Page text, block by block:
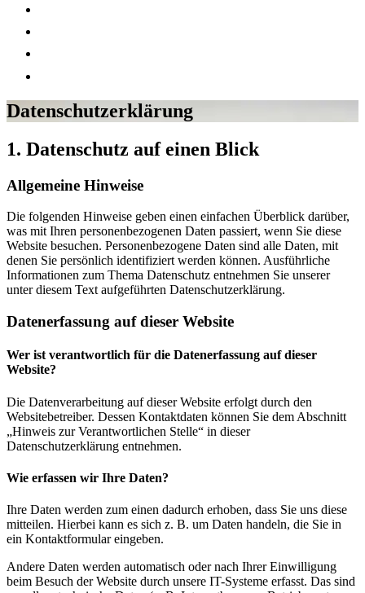
Datenschutzerklärung
1. Datenschutz auf einen Blick
Allgemeine Hinweise
Die folgenden Hinweise geben einen einfachen Überblick darüber,
was mit Ihren personenbezogenen Daten passiert, wenn Sie diese
Website besuchen. Personenbezogene Daten sind alle Daten, mit
denen Sie persönlich identifiziert werden können. Ausführliche
Informationen zum Thema Datenschutz entnehmen Sie unserer
unter diesem Text aufgeführten Datenschutzerklärung.
Datenerfassung auf dieser Website
Wer ist verantwortlich für die Datenerfassung auf dieser
Website?
Die Datenverarbeitung auf dieser Website erfolgt durch den
Websitebetreiber. Dessen Kontaktdaten können Sie dem Abschnitt
„Hinweis zur Verantwortlichen Stelle“ in dieser
Datenschutzerklärung entnehmen.
Wie erfassen wir Ihre Daten?
Ihre Daten werden zum einen dadurch erhoben, dass Sie uns diese
mitteilen. Hierbei kann es sich z. B. um Daten handeln, die Sie in
ein Kontaktformular eingeben.
Andere Daten werden automatisch oder nach Ihrer Einwilligung
beim Besuch der Website durch unsere IT-Systeme erfasst. Das sind